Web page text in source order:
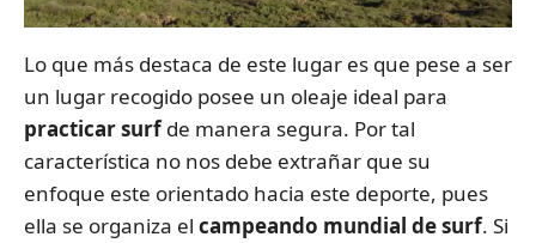
Lo que más destaca de este lugar es que pese a ser
un lugar recogido posee un oleaje ideal para
practicar surfde manera segura. Por tal
característica no nos debe extrañar que su
enfoque este orientado hacia este deporte, pues
ella se organiza el campeando mundial de surf. Si